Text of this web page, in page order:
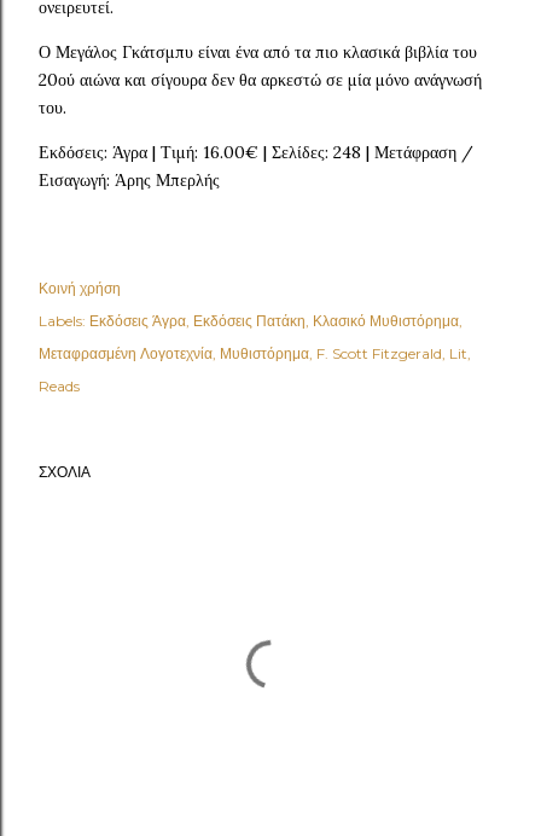
ονειρευτεί.
Ο Μεγάλος Γκάτσμπυ είναι ένα από τα πιο κλασικά βιβλία του
20ού αιώνα και σίγουρα δεν θα αρκεστώ σε μία μόνο ανάγνωσή
του.
Εκδόσεις: Άγρα | Τιμή: 16.00€ | Σελίδες: 248 | Μετάφραση /
Εισαγωγή: Άρης Μπερλής
Κοινή χρήση
Labels: Εκδόσεις Άγρα Εκδόσεις Πατάκη Κλασικό Μυθιστόρημα
Μεταφρασμένη Λογοτεχνία Μυθιστόρημα F. Scott Fitzgerald Lit
Reads
ΣΧΌΛΙΑ